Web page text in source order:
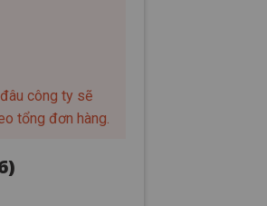
công ty sẽ
tổng đơn hàng.